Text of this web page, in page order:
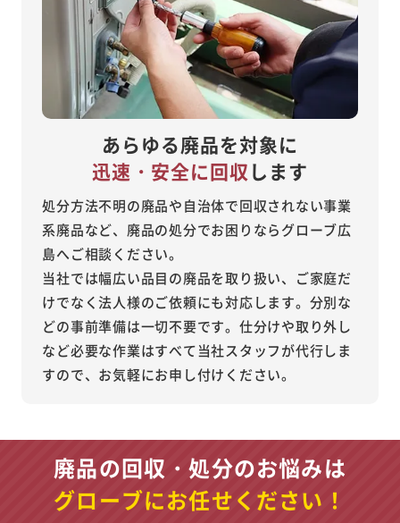
あらゆる廃品を対象に
迅速・安全に回収 します
処分方法不明の廃品や自治体で回収されない事業
系廃品など、廃品の処分でお困りならグローブ広
島へご相談ください。
当社では幅広い品目の廃品を取り扱い、ご家庭だ
けでなく法人様のご依頼にも対応します。分別な
どの事前準備は一切不要です。仕分けや取り外し
など必要な作業はすべて当社スタッフが代行しま
すので、お気軽にお申し付けください。
廃品の回収・処分のお悩みは
グローブにお任せください！